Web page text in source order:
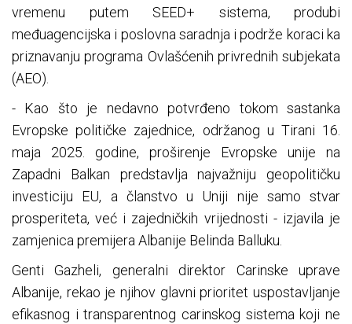
vremenu putem SEED+ sistema, produbi
međuagencijska i poslovna saradnja i podrže koraci ka
priznavanju programa Ovlašćenih privrednih subjekata
(AEO).
- Kao što je nedavno potvrđeno tokom sastanka
Evropske političke zajednice, održanog u Tirani 16.
maja 2025. godine, proširenje Evropske unije na
Zapadni Balkan predstavlja najvažniju geopolitičku
investiciju EU, a članstvo u Uniji nije samo stvar
prosperiteta, već i zajedničkih vrijednosti - izjavila je
zamjenica premijera Albanije Belinda Balluku.
Genti Gazheli, generalni direktor Carinske uprave
Albanije, rekao je njihov glavni prioritet uspostavljanje
efikasnog i transparentnog carinskog sistema koji ne